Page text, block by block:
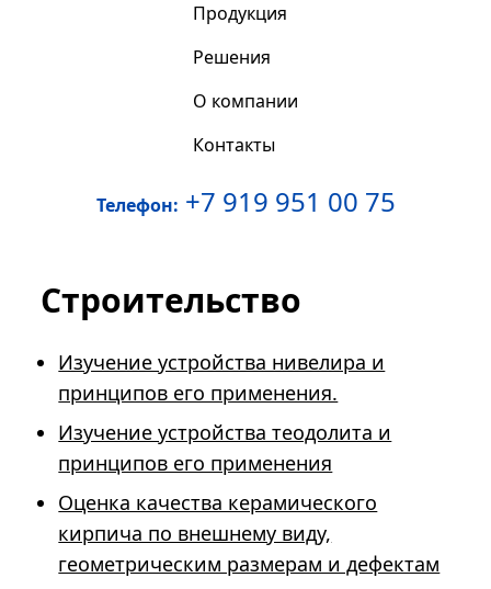
Продукция
Решения
О компании
Контакты
Телефон: +7 919 951 00 75
Строительство
Изучение устройства нивелира и
принципов его применения.
Изучение устройства теодолита и
принципов его применения
Оценка качества керамического
кирпича по внешнему виду,
геометрическим размерам и дефектам